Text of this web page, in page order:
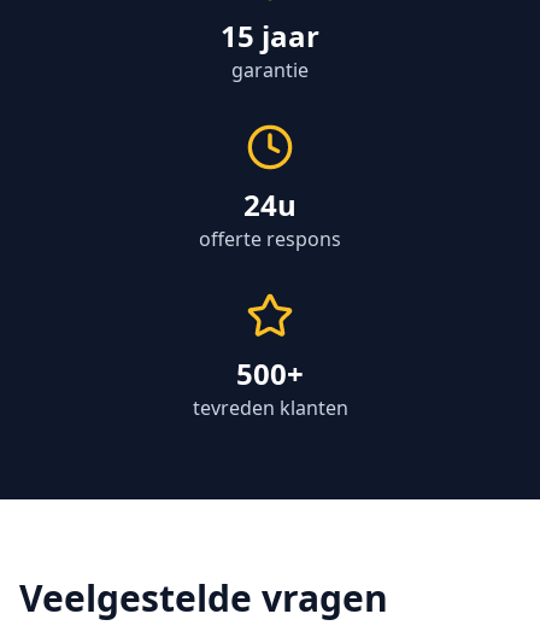
15 jaar
garantie
24u
offerte respons
500+
tevreden klanten
Veelgestelde vragen